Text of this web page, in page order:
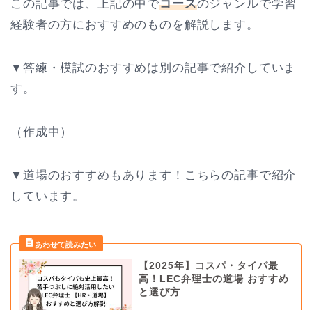
この記事では、上記の中でコースのジャンルで学習
経験者の方におすすめのものを解説します。
▼答練・模試のおすすめは別の記事で紹介していま
す。
（作成中）
▼道場のおすすめもあります！こちらの記事で紹介
しています。
【2025年】コスパ・タイパ最
高！LEC弁理士の道場 おすすめ
と選び方